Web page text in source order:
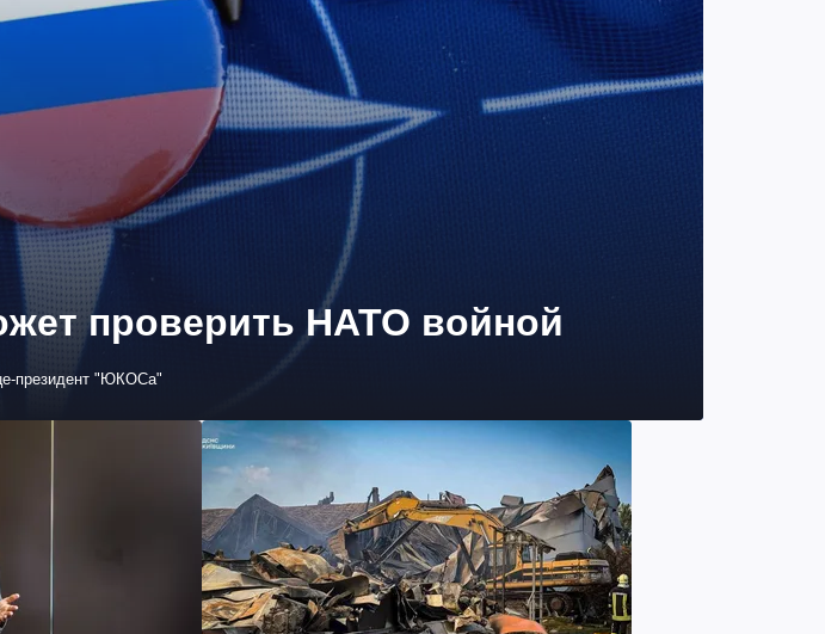
проверить НАТО войной
президент "ЮКОСа"